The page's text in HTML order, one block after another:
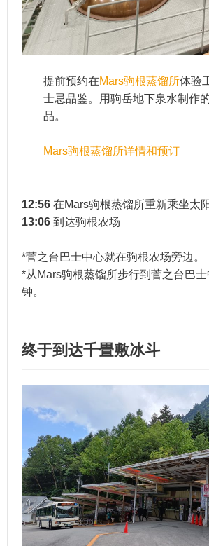
提前预约在Mars驹根蒸馏所体验
士忌品鉴。用驹岳地下泉水制作
品。
Mars驹根蒸馏所详情和预订
12:56 在Mars驹根蒸馏所重新乘坐太
13:06 到达驹根农场
*菅之台巴士中心就在驹根农场旁边。
*从Mars驹根蒸馏所步行到菅之台巴
钟。
终于到达千畳敷冰斗